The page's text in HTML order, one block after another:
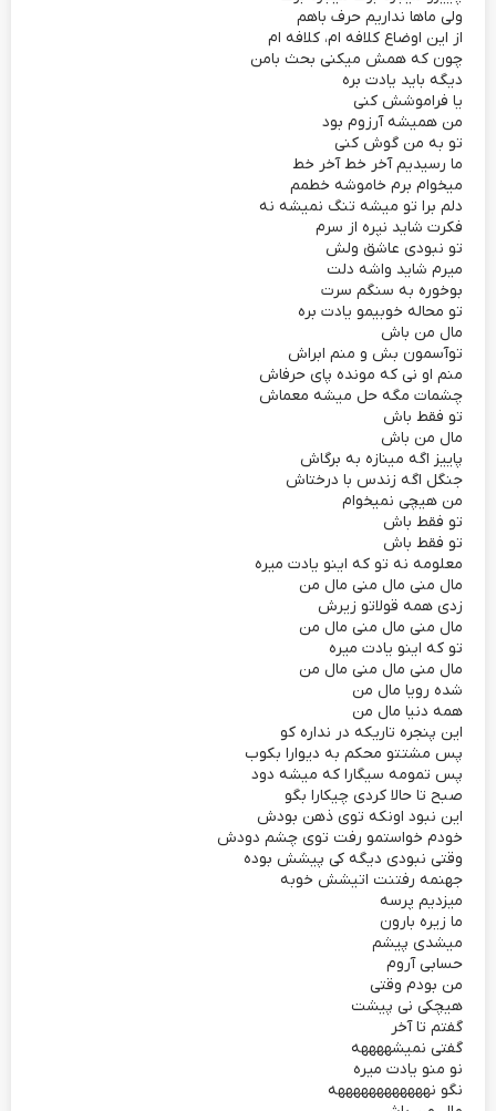
ولی ماها نداریم حرف باهم
از این اوضاع کلافه ام، کلافه ام
چون که همش میکنی بحث بامن
دیگه باید یادت بره
یا فراموشش کنی
من همیشه آرزوم بود
تو به من گوش کنی
ما رسیدیم آخر خط آخر خط
میخوام برم خاموشه خطمم
دلم برا تو میشه تنگ نمیشه نه
فکرت شاید نپره از سرم
تو نبودی عاشق ولش
میرم شاید واشه دلت
بوخوره به سنگم سرت
تو محاله خوبیمو یادت بره
مال من باش
توآسمون بش و منم ابراش
منم او نی که مونده پای حرفاش
چشمات مگه حل میشه معماش
تو فقط باش
مال من باش
پاییز اگه مینازه به برگاش
جنگل اگه زندس با درختاش
من هیچی نمیخوام
تو فقط باش
تو فقط باش
معلومه نه تو که اینو یادت میره
مال منی مال منی مال من
زدی همه قولاتو زیرش
مال منی مال منی مال من
تو که اینو یادت میره
مال منی مال منی مال من
شده رویا مال من
همه دنیا مال من
این پنجره تاریکه در نداره کو
پس مشتتو محکم به دیوارا بکوب
پس تمومه سیگارا که میشه دود
صبح تا حالا کردی چیکارا بگو
این نبود اونکه توی ذهن بودش
خودم خواستمو رفت توی چشم دودش
وقتی نبودی دیگه کی پیشش بوده
جهنمه رفتنت اتیشش خوبه
میزدیم پرسه
ما زیره بارون
میشدی پیشم
حسابی آروم
من بودم وقتی
هیچکی نی پیشت
گفتم تا آخر
گفتی نمیشههههه
نو منو یادت میره
نگو نههههههههههههه